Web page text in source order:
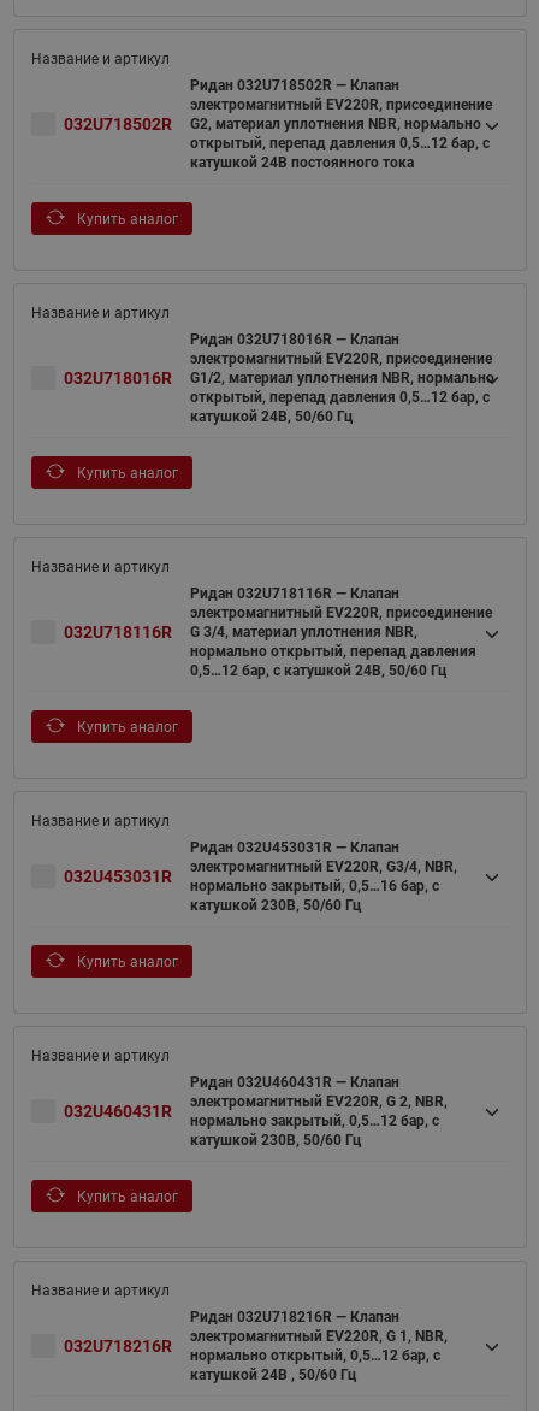
032U718502R
Ридан 032U718502R — Клапан
электромагнитный EV220R, присоединение
G2, материал уплотнения NBR, нормально
открытый, перепад давления 0,5…12 бар, с
катушкой 24В постоянного тока
Купить аналог
032U718016R
Ридан 032U718016R — Клапан
электромагнитный EV220R, присоединение
G1/2, материал уплотнения NBR, нормально
открытый, перепад давления 0,5…12 бар, с
катушкой 24В, 50/60 Гц
Купить аналог
032U718116R
Ридан 032U718116R — Клапан
электромагнитный EV220R, присоединение
G 3/4, материал уплотнения NBR,
нормально открытый, перепад давления
0,5…12 бар, с катушкой 24В, 50/60 Гц
Купить аналог
032U453031R
Ридан 032U453031R — Клапан
электромагнитный EV220R, G3/4, NBR,
нормально закрытый, 0,5…16 бар, с
катушкой 230В, 50/60 Гц
Купить аналог
032U460431R
Ридан 032U460431R — Клапан
электромагнитный EV220R, G 2, NBR,
нормально закрытый, 0,5…12 бар, с
катушкой 230В, 50/60 Гц
Купить аналог
032U718216R
Ридан 032U718216R — Клапан
электромагнитный EV220R, G 1, NBR,
нормально открытый, 0,5…12 бар, с
катушкой 24В , 50/60 Гц